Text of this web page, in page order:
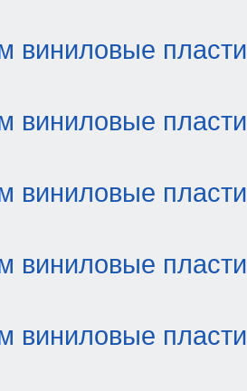
виниловые
виниловые
виниловые
виниловые
виниловые